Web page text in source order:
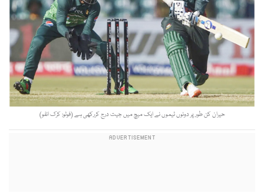
حیران کن طور پر دونوں ٹیموں نے ایک میچ میں جیت درج کررکھی ہے (فوٹو: کرک انفو)